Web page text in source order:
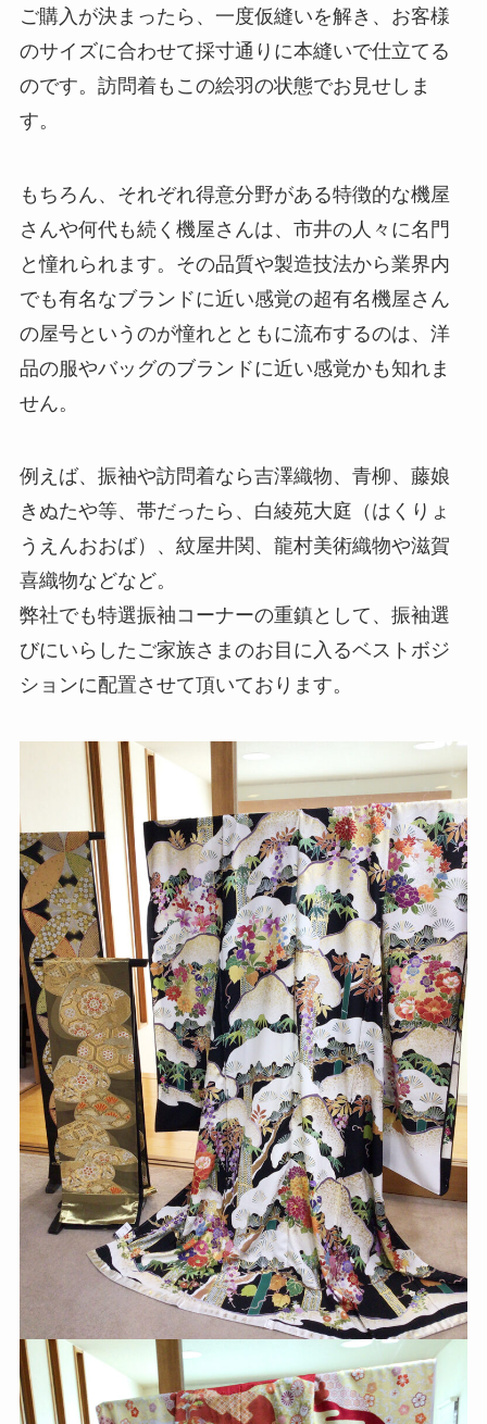
ご購入が決まったら、一度仮縫いを解き、お客様
のサイズに合わせて採寸通りに本縫いで仕立てる
のです。訪問着もこの絵羽の状態でお見せしま
す。
もちろん、それぞれ得意分野がある特徴的な機屋
さんや何代も続く機屋さんは、市井の人々に名門
と憧れられます。その品質や製造技法から業界内
でも有名なブランドに近い感覚の超有名機屋さん
の屋号というのが憧れとともに流布するのは、洋
品の服やバッグのブランドに近い感覚かも知れま
せん。
例えば、振袖や訪問着なら吉澤織物、青柳、藤娘
きぬたや等、帯だったら、白綾苑大庭（はくりょ
うえんおおば）、紋屋井関、龍村美術織物や滋賀
喜織物などなど。
弊社でも特選振袖コーナーの重鎮として、振袖選
びにいらしたご家族さまのお目に入るベストボジ
ションに配置させて頂いております。